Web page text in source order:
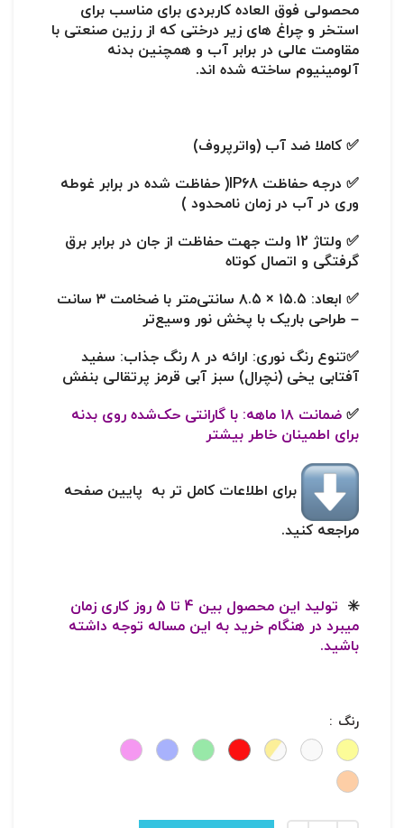
محصولی فوق العاده کاربردی برای مناسب برای
استخر و چراغ های زیر درختی که از رزین صنعتی با
مقاومت عالی در برابر آب و همچنین بدنه
آلومینیوم ساخته شده اند.
✅ کاملا ضد آب (واترپروف)
✅ درجه حفاظت IP68( حفاظت شده در برابر غوطه
وری در آب در زمان نامحدود )
✅ ولتاژ 12 ولت جهت حفاظت از جان در برابر برق
گرفتگی و اتصال کوتاه
✅ ابعاد:
۱۵.۵ × ۸.۵ سانتی‌متر با ضخامت ۳ سانت
– طراحی باریک با پخش نور وسیع‌تر
✅تنوع رنگ نوری: ارائه در ۸ رنگ جذاب: سفید
آفتابی یخی (نچرال) سبز آبی قرمز پرتقالی بنفش
✅ ضمانت ۱۸ ماهه: با گارانتی حک‌شده روی بدنه
برای اطمینان خاطر بیشتر
برای اطلاعات کامل تر به پایین صفحه
مراجعه کنید.
✳️
تولید این محصول بین 4 تا 5 روز کاری زمان
میبرد در هنگام خرید به این مساله توجه داشته
باشید.
رنگ